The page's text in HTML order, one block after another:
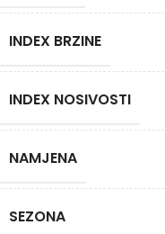
INDEX BRZINE
INDEX NOSIVOSTI
NAMJENA
SEZONA